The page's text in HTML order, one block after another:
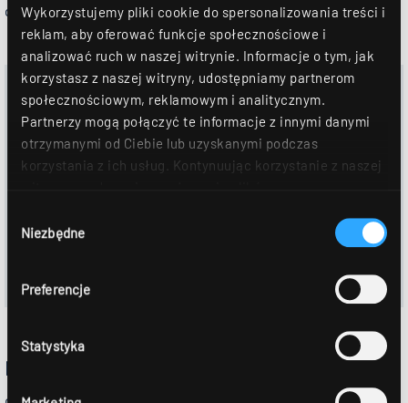
Wykorzystujemy pliki cookie do spersonalizowania treści i
reklam, aby oferować funkcje społecznościowe i
analizować ruch w naszej witrynie. Informacje o tym, jak
korzystasz z naszej witryny, udostępniamy partnerom
społecznościowym, reklamowym i analitycznym.
Partnerzy mogą połączyć te informacje z innymi danymi
otrzymanymi od Ciebie lub uzyskanymi podczas
korzystania z ich usług. Kontynuując korzystanie z naszej
szczegóły można znaleźć w naszym
oświadczeniu o
zgody
Niezbędne
Preferencje
Statystyka
donaszych ofert zatrudnienia.
PDF
Ausbildungsbetrieb 2025
PRAKTYKA